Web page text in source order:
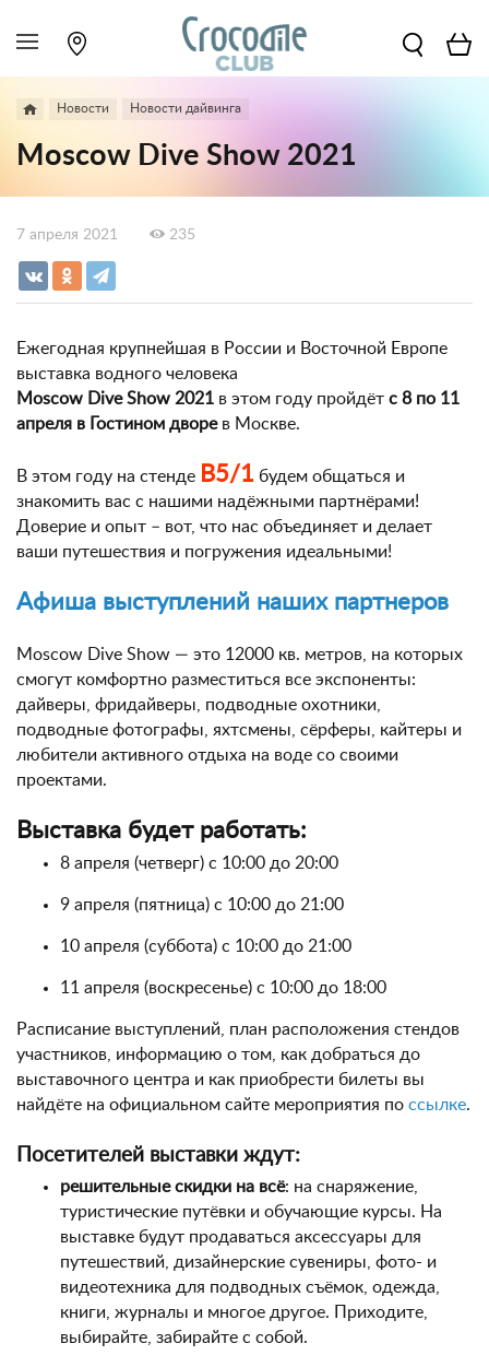
Новости Новости дайвинга
Moscow Dive Show 2021
7 апреля 2021 235
Ежегодная крупнейшая в России и Восточной Европе
выставка водного человека
Moscow Dive Show 2021 в этом году пройдёт с 8 по 11
апреля в Гостином дворев Москве.
В этом году на стенде B5/1 будем общаться и
знакомить вас с нашими надёжными партнёрами!
Доверие и опыт – вот, что нас объединяет и делает
ваши путешествия и погружения идеальными!
Афиша выступлений наших партнеров
Moscow Dive Show — это 12000 кв. метров, на которых
смогут комфортно разместиться все экспоненты:
дайверы, фридайверы, подводные охотники,
подводные фотографы, яхтсмены, сёрферы, кайтеры и
любители активного отдыха на воде со своими
проектами.
Выставка будет работать:
8 апреля (четверг) с 10:00 до 20:00
9 апреля (пятница) с 10:00 до 21:00
10 апреля (суббота) с 10:00 до 21:00
11 апреля (воскресенье) с 10:00 до 18:00
Расписание выступлений, план расположения стендов
участников, информацию о том, как добраться до
выставочного центра и как приобрести билеты вы
найдёте на официальном сайте мероприятия по ссылке.
Посетителей выставки ждут:
решительные скидки на всё: на снаряжение,
туристические путёвки и обучающие курсы. На
выставке будут продаваться аксессуары для
путешествий, дизайнерские сувениры, фото- и
видеотехника для подводных съёмок, одежда,
книги, журналы и многое другое. Приходите,
выбирайте, забирайте с собой.